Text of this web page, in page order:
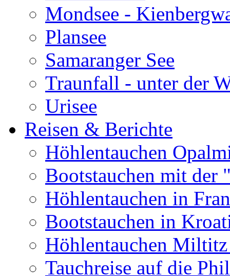
Mondsee -
Plansee
Samaranger See
Traunfall - unter der
Urisee
Reisen & Berichte
Höhlentauchen
Bootstauchen mit
Höhlentauchen in
Bootstauchen in
Höhlentauchen
Tauchreise auf die